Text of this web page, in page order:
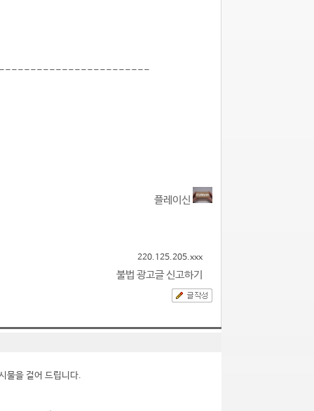
플레이신
220.125.205.xxx
불법 광고글 신고하기
물을 걸어 드립니다.